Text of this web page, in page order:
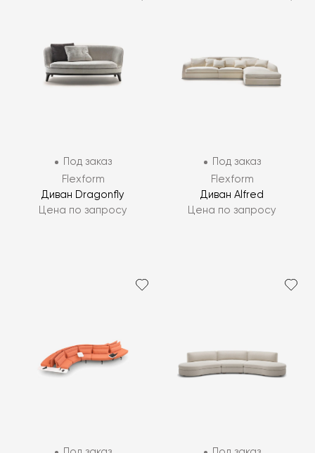
Под заказ
Flexform
Диван Dragonfly
Цена по запросу
Под заказ
Flexform
Диван Alfred
Цена по запросу